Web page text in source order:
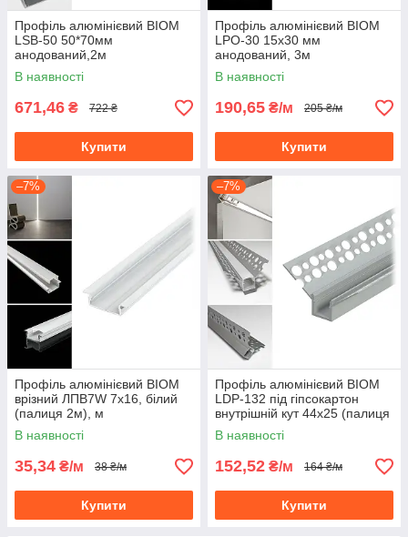
Профіль алюмінієвий BIOM
LSB-50 50*70мм
анодований,2м
В наявності
671,46 ₴ 722 ₴
Купити
Профіль алюмінієвий BIOM
LPO-30 15х30 мм
анодований, 3м
В наявності
190,65 ₴/м 205 ₴/м
Купити
–7%
Профіль алюмінієвий BIOM
врізний ЛПВ7W 7х16, білий
(палиця 2м), м
В наявності
35,34 ₴/м 38 ₴/м
Купити
–7%
Профіль алюмінієвий BIOM
LDP-132 під гіпсокартон
внутрішній кут 44х25 (палиця
2м), м
В наявності
152,52 ₴/м 164 ₴/м
Купити